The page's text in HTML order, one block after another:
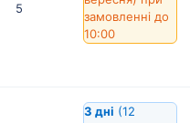
5
замовленні до
10:00
3 дні (12